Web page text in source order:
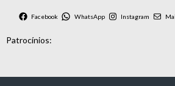
Facebook WhatsApp Instagram
Patrocínios: